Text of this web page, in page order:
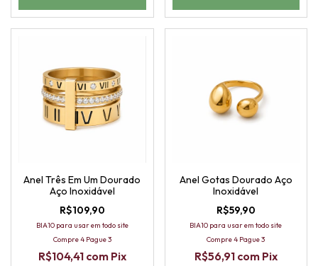
Anel Três Em Um Dourado
Aço Inoxidável
R$109,90
BIA10 para usar em todo site
Compre 4 Pague 3
R$104,41 com Pix
Anel Gotas Dourado Aço
Inoxidável
R$59,90
BIA10 para usar em todo site
Compre 4 Pague 3
R$56,91 com Pix